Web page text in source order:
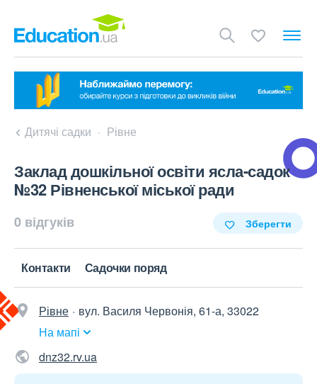
Дитячі садки Рівне
Заклад дошкільної освіти ясла-садок
№32 Рівненської міської ради
0 відгуків Зберегти
Контакти Садочки поряд
Рівне
вул. Василя Червонія, 61-а, 33022
На мапі
dnz32.rv.ua